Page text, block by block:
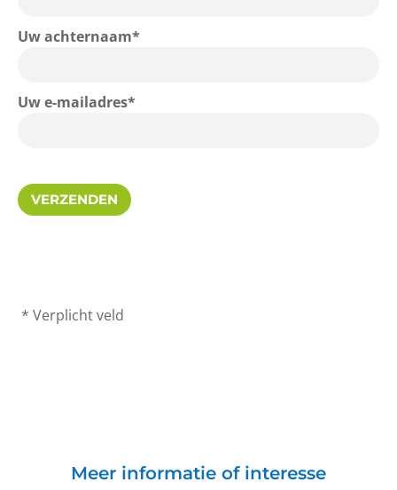
Uw achternaam*
Uw e-mailadres*
* Verplicht veld
Meer informatie of interesse